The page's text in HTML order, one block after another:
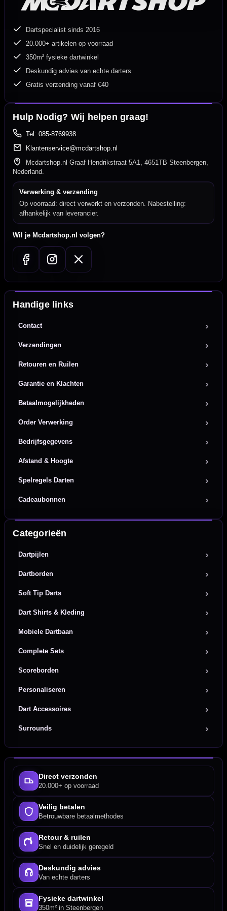
Dartspecialist sinds 2016
20.000+ artikelen op voorraad
350m² fysieke dartwinkel
Deskundig advies van echte darters
Gratis verzending vanaf €40
Hulp Nodig? Wij helpen graag!
Tel: 085-8769938
Klantenservice@mcdartshop.nl
Mcdartshop.nl Graaf Hendrikstraat 5A1, 4651TB Steenbergen,
Nederland.
Verwerking & verzending
Op voorraad: direct verwerkt en verzonden. Nabestelling:
afhankelijk van leverancier.
Wil je Mcdartshop.nl volgen?
Handige links
Contact
Verzendingen
Retouren en Ruilen
Garantie en Klachten
Betaalmogelijkheden
Order Verwerking
Bedrijfsgegevens
Afstand & Hoogte
Spelregels Darten
Cadeaubonnen
Categorieën
Dartpijlen
Dartborden
Soft Tip Darts
Dart Shirts & Kleding
Mobiele Dartbaan
Complete Sets
Scoreborden
Personaliseren
Dart Accessoires
Surrounds
Direct verzonden
20.000+ op voorraad
Veilig betalen
Betrouwbare betaalmethodes
Retour & ruilen
Snel en duidelijk geregeld
Deskundig advies
Van echte darters
Fysieke dartwinkel
350m² in Steenbergen